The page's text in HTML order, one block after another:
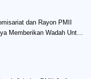
dan Rayon PMII
Memberikan Wadah Untuk
Kader